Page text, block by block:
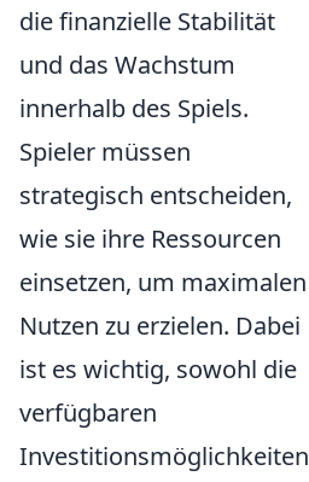
die finanzielle Stabilität
und das Wachstum
innerhalb des Spiels.
Spieler müssen
strategisch entscheiden,
wie sie ihre Ressourcen
einsetzen, um maximalen
Nutzen zu erzielen. Dabei
ist es wichtig, sowohl die
verfügbaren
Investitionsmöglichkeiten